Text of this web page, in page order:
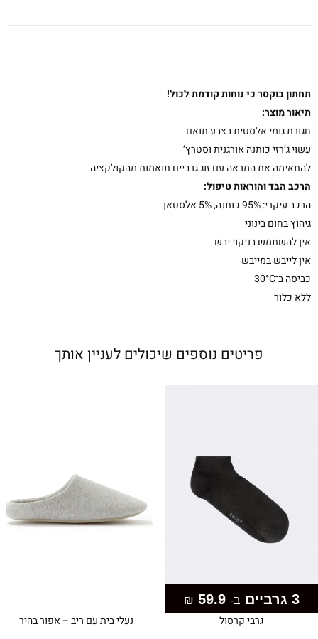
תחתון בוקסר כי נוחות קודמת לכול!
תיאור מוצר:
חגורת גומי אלסטית בצבע תואם
עשוי ג’רזי כותנה אורגנית וסטרץ’
להתאימה את המראה עם זוגגרביים תואמות מהקולקציה
הרכב הבד והוראות טיפול:
הרכב עיקרי: 95% כותנה, 5% אלסטאן
גיהוץ בחום בינוני
אין להשתמש בניקוי יבש
אין לייבש במייבש
כביסה ב־30°C
ללא כלור
פריטים נוספים שיכולים לעניין אותך
3 גרביים ב- ₪
גרבי קרסול
נעלי בית עם ריב – אפור בהיר